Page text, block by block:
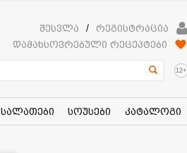
შესვლა /
რეგისტრაცია
დამახსოვრებული რეცეპტები
12+
სალათები სოუსები კატალოგი